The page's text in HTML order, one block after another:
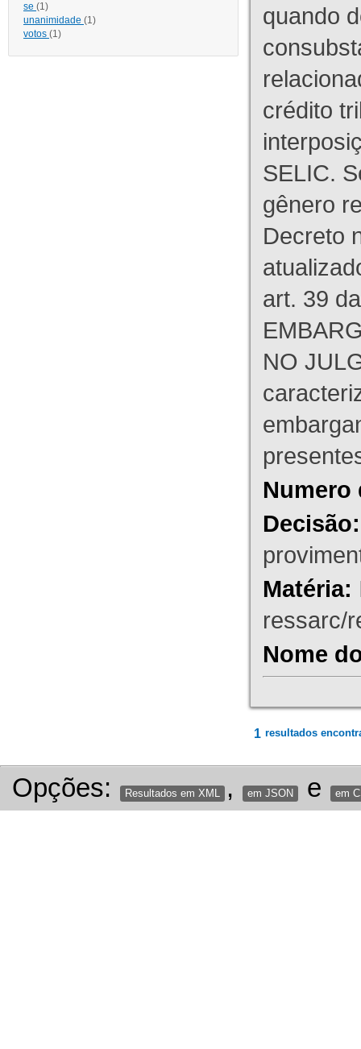
se (1)
unanimidade (1)
votos (1)
quando
crédito
SELIC.
gênero
Decreto
art. 39
NO
Numero
Decisão:
Matéria:
ressarc/
Nome
1 resultados
Opções: Resultados em XML , em JSON e em